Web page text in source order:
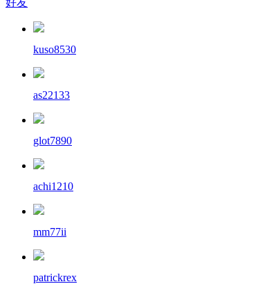
kuso8530
as22133
glot7890
achi1210
mm77ii
patrickrex